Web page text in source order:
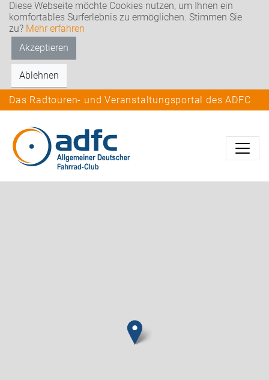
Diese Webseite möchte Cookies nutzen, um Ihnen ein
komfortables Surferlebnis zu ermöglichen. Stimmen Sie
zu? Mehr erfahren
Akzeptieren
Ablehnen
Das Radtouren- und Veranstaltungsportal des ADFC